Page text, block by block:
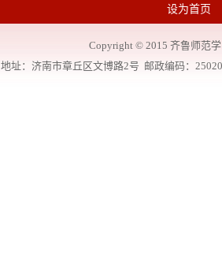
设为首页
Copyright © 2015 齐鲁师范
地址：济南市章丘区文博路2号 邮政编码：